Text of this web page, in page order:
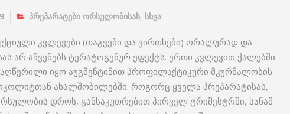
პრეპარატები ორსულობისას, სხვა
კვლევები (თაგვები და ვირთხები) ორალურად და
არ აჩვენებს ტერატოგენურ ეფექტს. ერთი კვლევით ქალებში
იყო აუგმენტინით პროფილაქტიკური მკურნალობის
ახალშობილებში. როგორც ყველა პრეპარატისას,
დროს, განსაკუთრებით პირველ ტრიმესტრში, სანამ